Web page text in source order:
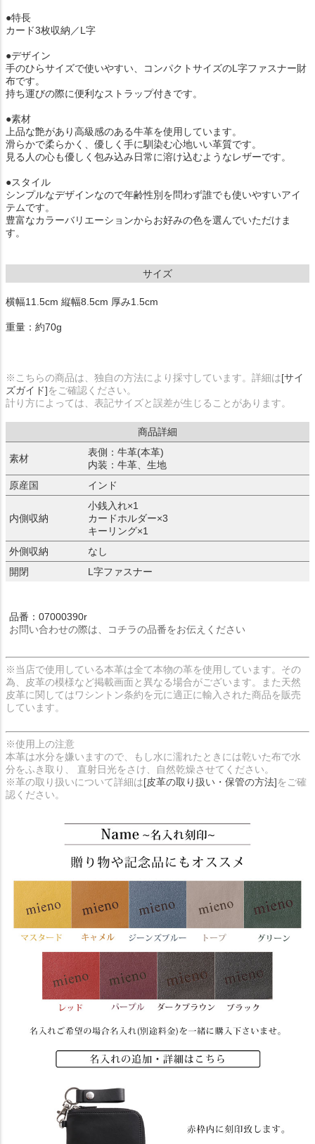
●特長
カード3枚収納／L字
●デザイン
手のひらサイズで使いやすい、コンパクトサイズのL字ファスナー財
布です。
持ち運びの際に便利なストラップ付きです。
●素材
上品な艶があり高級感のある牛革を使用しています。
滑らかで柔らかく、優しく手に馴染む心地いい革質です。
見る人の心も優しく包み込み日常に溶け込むようなレザーです。
●スタイル
シンプルなデザインなので年齢性別を問わず誰でも使いやすいアイ
テムです。
豊富なカラーバリエーションからお好みの色を選んでいただけま
す。
サイズ
横幅11.5cm 縦幅8.5cm 厚み1.5cm
重量：約70g
※こちらの商品は、独自の方法により採寸しています。詳細は[サイ
ズガイド]をご確認ください。
計り方によっては、表記サイズと誤差が生じることがあります。
商品詳細
素材
表側：牛革(本革)
内装：牛革、生地
原産国
インド
内側収納
小銭入れ×1
カードホルダー×3
キーリング×1
外側収納
なし
開閉
L字ファスナー
品番：07000390r
お問い合わせの際は、コチラの品番をお伝えください
※当店で使用している本革は全て本物の革を使用しています。その
為、皮革の模様など掲載画面と異なる場合がございます。また天然
皮革に関してはワシントン条約を元に適正に輸入された商品を販売
しています。
※使用上の注意
本革は水分を嫌いますので、もし水に濡れたときには乾いた布で水
分をふき取り、 直射日光をさけ、自然乾燥させてください。
※革の取り扱いについて詳細は[皮革の取り扱い・保管の方法]をご確
認ください。